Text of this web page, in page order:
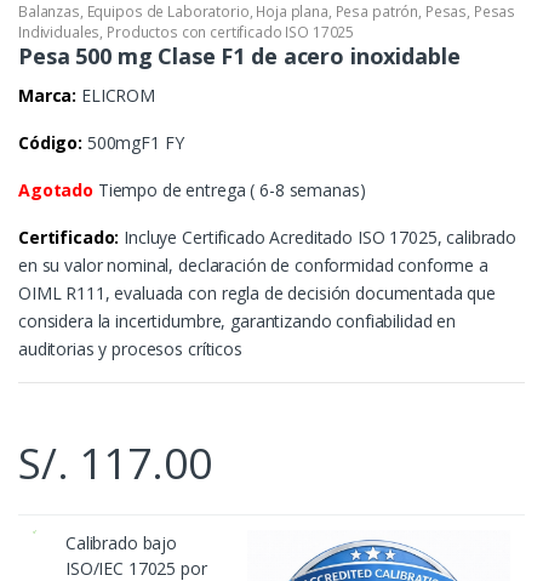
Balanzas, Equipos de Laboratorio, Hoja plana, Pesa patrón, Pesas, Pesas
Individuales, Productos con certificado ISO 17025
Pesa 500 mg Clase F1 de acero inoxidable
Marca: ELICROM
Código: 500mgF1 FY
Agotado Tiempo de entrega ( 6-8 semanas)
Certificado: Incluye Certificado Acreditado ISO 17025, calibrado
en su valor nominal, declaración de conformidad conforme a
OIML R111, evaluada con regla de decisión documentada que
considera la incertidumbre, garantizando confiabilidad en
auditorias y procesos críticos
S/. 117.00
Calibrado bajo
ISO/IEC 17025 por